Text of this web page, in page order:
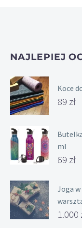
NAJLEPIEJ
Koce
89 zł
ml
69 zł
Joga
1.000